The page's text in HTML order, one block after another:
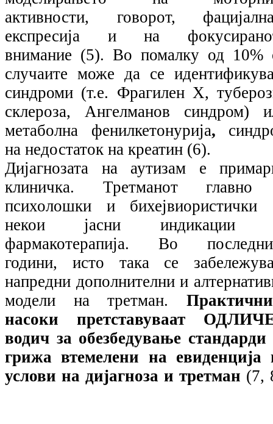
активности, говорот,
експресија и на
внимание (5). Во помалку од 10%
случаите може да се
синдроми (т.е. Фрагилен Х,
склероза, Ангелманов синдром)
метаболна фенилкетонурија,
на недостаток на креатин (6).
Дијагнозата на аутизам е
клиничка. Третманот
психолошки и бихејвиористички
некои јасни индикации
фармакотерапија. Во
години, исто така се
напредни дополнителни и
модели на третман.
насоки претставуваат
водич за обезбедување стандарди
грижа втемелени на евиденција
услови на дијагноза и третман (7,